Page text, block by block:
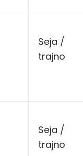
Seja /
trajno
Seja /
trajno